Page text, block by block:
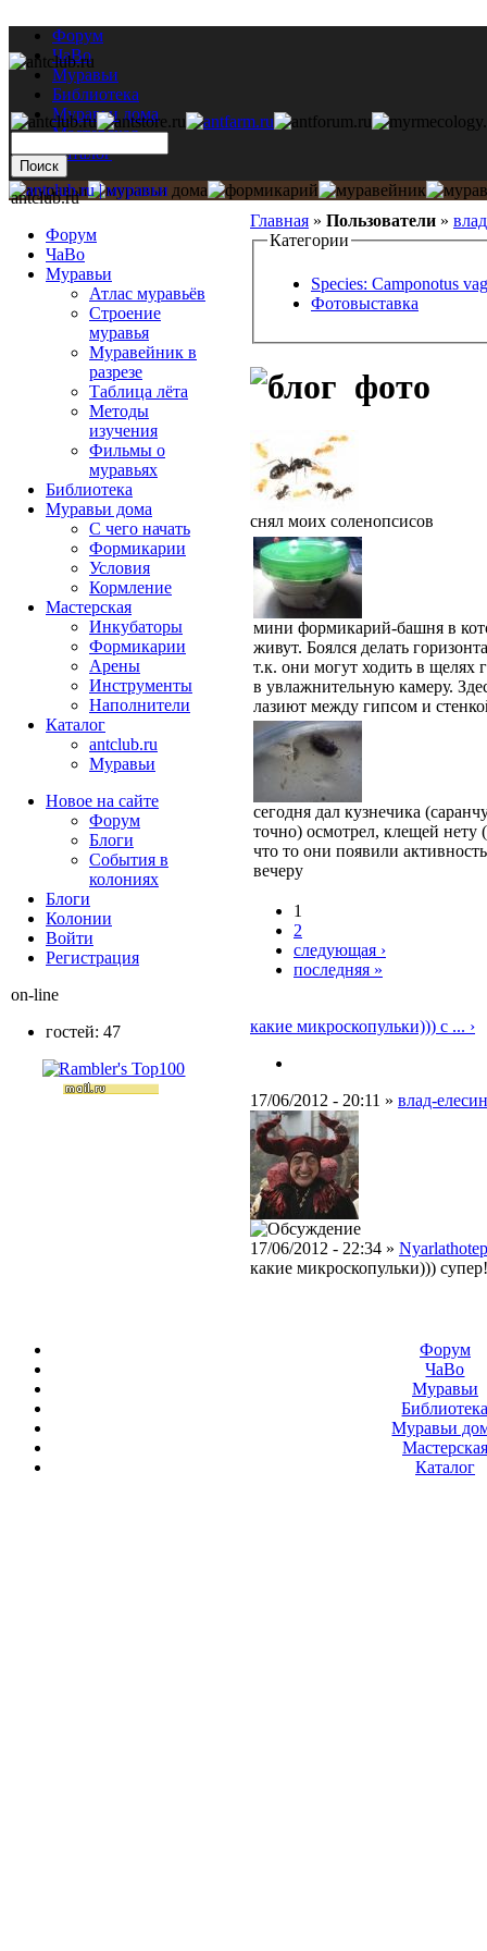
Форум
ЧаВо
Муравьи
Библиотека
Муравьи дома
Мастерская
Каталог
Главная » Пользователи »
Категории
Species: Camponotus
Фотовыставка
фото
снял моих соленопсисов
мини формикарий-башня в
живут. Боялся делать
т.к. они могут ходить в щелях
в увлажнительную камеру.
лазиют между гипсом и
сегодня дал кузнечика
точно) осмотрел, клещей нету
что то они появили
вечеру
1
2
следующая ›
последняя »
какие микроскопульки))) с ... ›
17/06/2012 - 20:11 » влад-
17/06/2012 - 22:34 » Nyarlathotep
какие микроскопульки))) супер!
antclub.ru
Форум
ЧаВо
Муравьи
Атлас муравьёв
Строение
муравья
Муравейник в
разрезе
Таблица лёта
Методы
изучения
Фильмы о
муравьях
Библиотека
Муравьи дома
С чего начать
Формикарии
Условия
Кормление
Мастерская
Инкубаторы
Формикарии
Арены
Инструменты
Наполнители
Каталог
antclub.ru
Муравьи
Новое на сайте
Форум
Блоги
События в
колониях
Блоги
Колонии
Войти
Peгиcтpaция
on-line
гостей: 47
Форум
ЧаВо
Муравьи
Муравьи
Мастерская
Каталог